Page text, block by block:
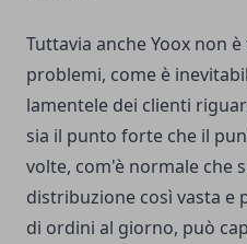
Tuttavia anche Yoox non
problemi, come è
lamentele dei clienti
sia il punto forte che il
volte, com'è normale che
distribuzione così vasta e
di ordini al giorno, può